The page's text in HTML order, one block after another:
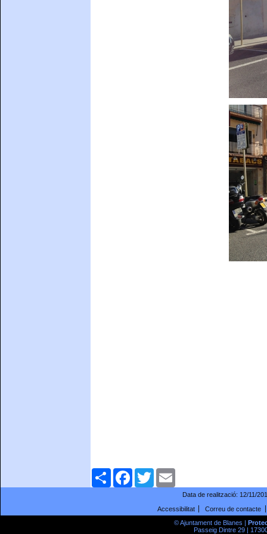
ComparteixFacebookTwitter
Data de realització: 12/11/
Accessibilitat
Correu de contacte
© Ajuntament de Blanes |
Passeig Dintre 29 |